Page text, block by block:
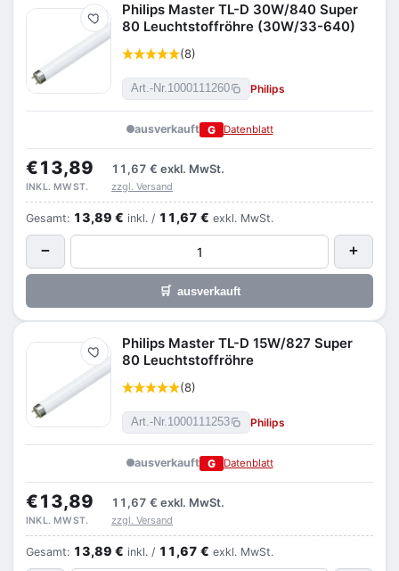
Merken
Philips Master TL-D 30W/840 Super
80 Leuchtstoffröhre (30W/33-640)
(8)
Art.-Nr.1000111260 Philips
ausverkauft G Datenblatt
€13,89 11,67 € exkl. MwSt.
INKL. MWST. zzgl. Versand
Gesamt: 13,89 € inkl. / 11,67 € exkl. MwSt.
− +
🛒 ausverkauft
Merken
Philips Master TL-D 15W/827 Super
80 Leuchtstoffröhre
(8)
Art.-Nr.1000111253 Philips
ausverkauft G Datenblatt
€13,89 11,67 € exkl. MwSt.
INKL. MWST. zzgl. Versand
Gesamt: 13,89 € inkl. / 11,67 € exkl. MwSt.